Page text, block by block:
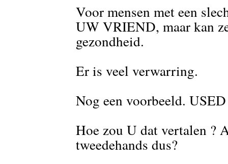
Voor mensen met een
UW VRIEND, maar kan
gezondheid.
Er is veel verwarring.
Nog een voorbeeld.
Hoe zou U dat vertalen ?
tweedehands dus?